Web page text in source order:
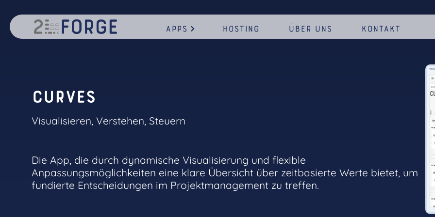
Apps Hosting Über uns Kontakt
Curves
Visualisieren, Verstehen, Steuern
Die App, die durch dynamische Visualisierung und flexible
Anpassungsmöglichkeiten eine klare Übersicht über zeitbasierte Werte bietet, um
fundierte Entscheidungen im Projektmanagement zu treffen.